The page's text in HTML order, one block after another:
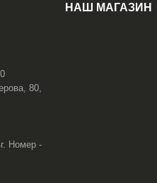
80,
Номер -
НАШ МАГАЗИН